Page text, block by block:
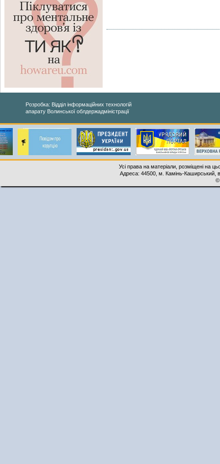
Розробка: Відділ інформаційних технологій
апарату Волинської облдержадміністрації
Усі права на матеріали, розміщені на
Адреса: 44500, м. Камінь-Каширський,
©